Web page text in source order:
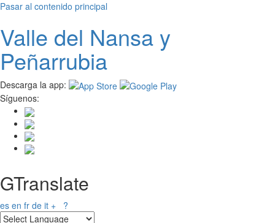
Pasar al contenido principal
Valle del Nansay
Peñarrubia
Descarga la app:
Síguenos:
GTranslate
es en fr de it + ?